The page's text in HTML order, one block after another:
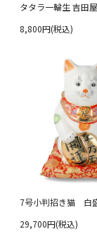
タタラ一輪生 吉田
8,800円(税込)
7号小判招き猫 白
29,700円(税込)